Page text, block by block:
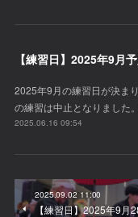
2025年9月の練習日が決ま
の練習は中止となりました
2025.06.16 09:54
2025.09.02 11:00
【練習日】2025年9月